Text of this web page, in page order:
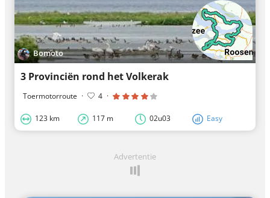
Bomoto
3 Provinciën rond het Volkerak
Toermotorroute · 4 ·
123 km 117 m 02u03 Easy
Advertentie